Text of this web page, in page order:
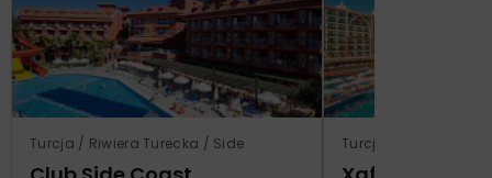
Turcja / Riwiera Turecka / Side Turcja / Riwiera